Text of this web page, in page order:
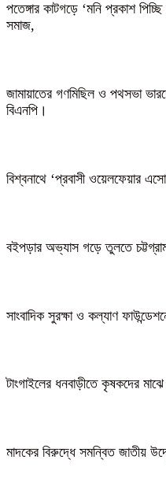
পতেঙ্গার কাটগড়ে ‘মনি প্রকাশ
সমাজ,
জামায়াতের গণমিছিল ও পথসভা
বিএনপি।
বিশ্বনাথে ‘প্রবাসী ওয়েলফেয়ার
বইপড়ার অভ্যাস গড়ে তুলতে
সাংবাদিক সুরক্ষা ও কল্যাণ
টাংগাইলের ধনবাড়ীতে কৃষকদের
মাদকের বিরুদ্ধে সমন্বিত জাতীয়